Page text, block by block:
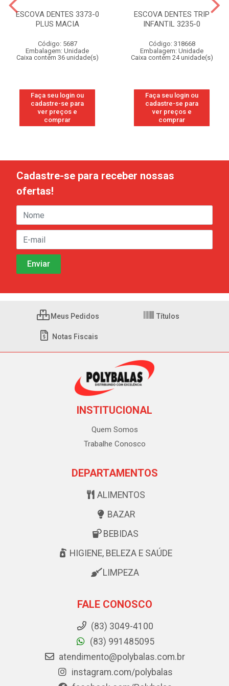
ESCOVA DENTES 3373-0
PLUS MACIA
Código: 5687
Embalagem: Unidade
Caixa contém 36 unidade(s)
Faça seu login ou
cadastre-se para
ver preços e
comprar
ESCOVA DENTES TRIP
INFANTIL 3235-0
Código: 318668
Embalagem: Unidade
Caixa contém 24 unidade(s)
Faça seu login ou
cadastre-se para
ver preços e
comprar
Cadastre-se para receber nossas
ofertas!
Meus Pedidos Títulos
Notas Fiscais
INSTITUCIONAL
Quem Somos
Trabalhe Conosco
DEPARTAMENTOS
ALIMENTOS
BAZAR
BEBIDAS
HIGIENE, BELEZA E SAÚDE
LIMPEZA
FALE CONOSCO
(83) 3049-4100
(83) 991485095
atendimento@polybalas.com.br
instagram.com/polybalas